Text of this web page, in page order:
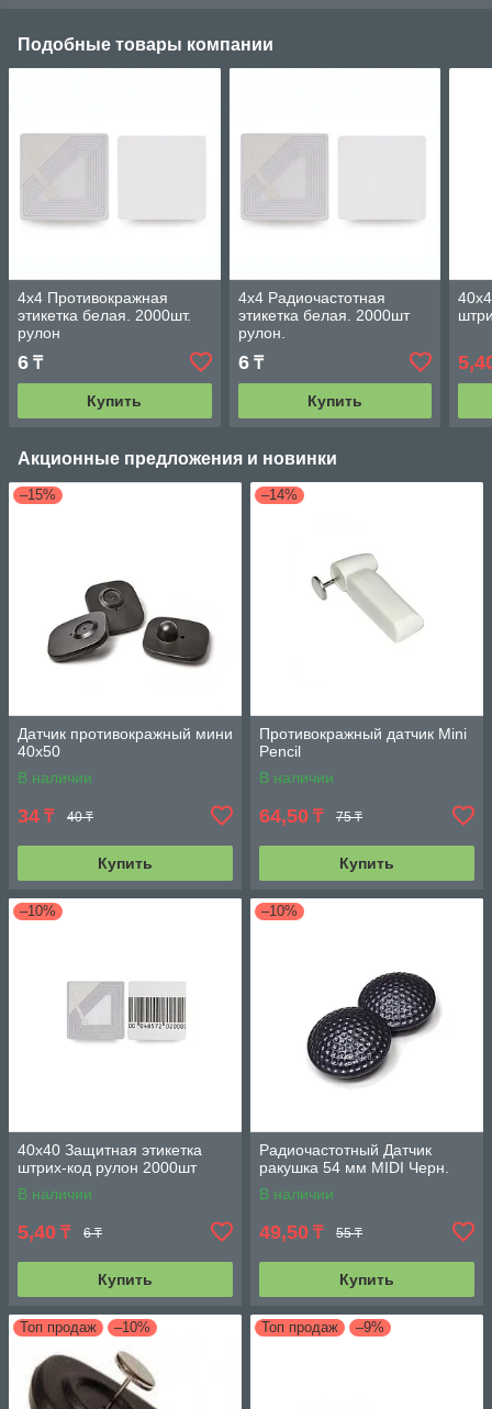
Подобные товары компании
4х4 Противокражная
этикетка белая. 2000шт.
рулон
6 ₸
Купить
4х4 Радиочастотная
этикетка белая. 2000шт
рулон.
6₸
Купить
Акционные предложения и новинки
–15%
Датчик противокражный мини
40х50
В наличии
34 ₸ 40 ₸
Купить
–14%
Противокражный датчик Мini
Pencil
В наличии
64,50 ₸ 75 ₸
Купить
–10%
40х40 Защитная этикетка
штрих-код рулон 2000шт
В наличии
5,40 ₸ 6 ₸
Купить
–10%
Радиочастотный Датчик
ракушка 54 мм MIDI Черн.
В наличии
49,50 ₸ 55 ₸
Купить
Топ продаж –10% Топ продаж –9%